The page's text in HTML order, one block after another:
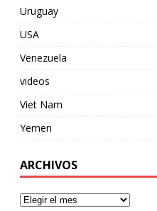
Uruguay
USA
Venezuela
videos
Viet Nam
Yemen
ARCHIVOS